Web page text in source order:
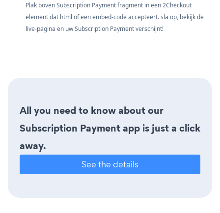
Plak boven Subscription Payment fragment in een 2Checkout
element dat html of een embed-code accepteert. sla op, bekijk de
live-pagina en uw Subscription Payment verschijnt!
All you need to know about our
Subscription Payment app is just a click
away.
See the details